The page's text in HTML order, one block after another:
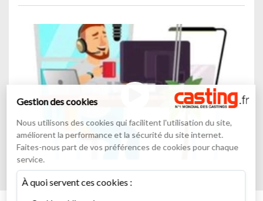
Gestion des cookies
Nous utilisons des cookies qui facilitent l'utilisation du site,
améliorent la performance et la sécurité du site internet.
Faites-nous part de vos préférences de cookies pour chaque
service.
À quoi servent ces cookies :